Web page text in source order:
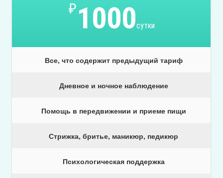
₽1000сутки
Все, что содержит предыдущий тариф
Дневное и ночное наблюдение
Помощь в передвижении и приеме пищи
Стрижка, бритье, маникюр, педикюр
Психологическая поддержка